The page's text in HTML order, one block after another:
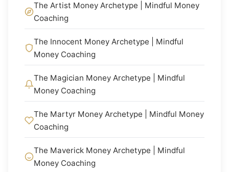
The Artist Money Archetype | Mindful Money
Coaching
The Innocent Money Archetype | Mindful
Money Coaching
The Magician Money Archetype | Mindful
Money Coaching
The Martyr Money Archetype | Mindful Money
Coaching
The Maverick Money Archetype | Mindful
Money Coaching